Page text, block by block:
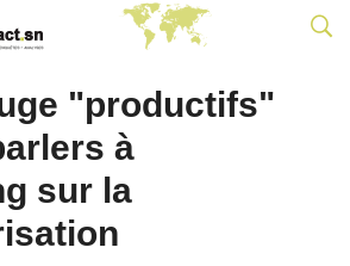
"productifs"
à
sur la